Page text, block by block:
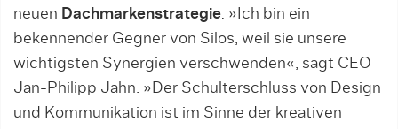
neuen Dachmarkenstrategie: »Ich bin ein
bekennender Gegner von Silos, weil sie unsere
wichtigsten Synergien verschwenden«, sagt CEO
Jan-Philipp Jahn. »Der Schulterschluss von Design
und Kommunikation ist im Sinne der kreativen